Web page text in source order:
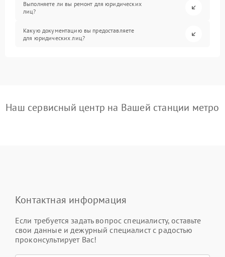
Выполняете ли вы ремонт для юридических
лиц?
Какую документацию вы предоставляете
для юридических лиц?
Наш сервисный центр на Вашей станции метро
Контактная информация
Если требуется задать вопрос специалисту, оставьте
свои данные и дежурный специалист с радостью
проконсультирует Вас!